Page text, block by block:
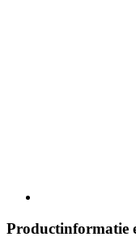
Productinformatie